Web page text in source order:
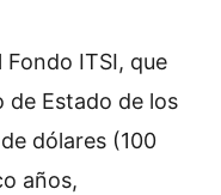
Fondo ITSI, que
Estado de los
dólares (100
años,